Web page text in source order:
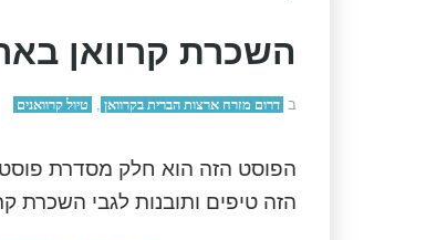
השכרת קרוואן
ב דרום מזרח ארצות הברית בקרוואן טיול קרוואנים
הפוסט הזה הוא חלק מסדרת
הזה טיפים ותובנות לגבי השכרת